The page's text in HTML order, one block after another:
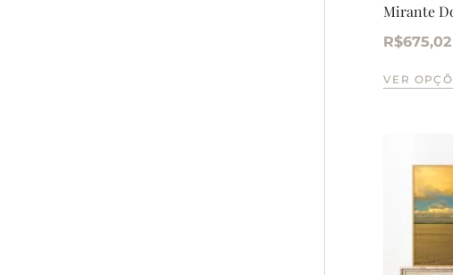
Mirante
R$675,02
VER